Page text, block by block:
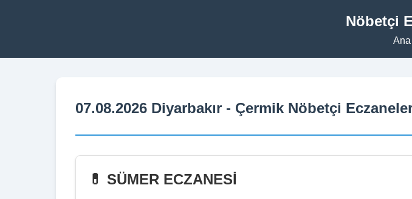
Nöbetçi
07.08.2026 Diyarbakır - Çermik Nöbetçi
💊 SÜMER ECZANESİ